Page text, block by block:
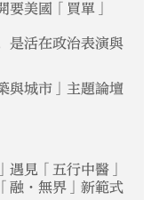
美國「買單」
是活在政治表演與
與城市」主題論壇
見「五行中醫」
融·無界」新範式